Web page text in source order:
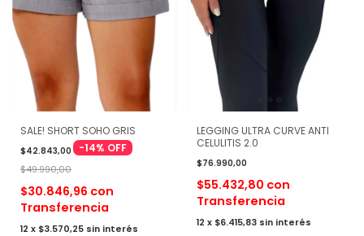
SALE! SHORT SOHO GRIS
$42.843,00 -14% OFF
$49.990,00
$30.846,96 con
Transferencia
12 x $3.570,25 sin interés
LEGGING ULTRA CURVE ANTI
CELULITIS 2.0
$76.990,00
$55.432,80 con
Transferencia
12 x $6.415,83 sin interés